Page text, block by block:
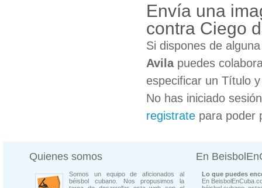
Envía una
contra Ciego
Si dispones de
Avilapuedes
especificar un Título
No has iniciado
registrate para poder
Quienes somos
Somos un equipo de aficionados al
béisbol cubano. Nos propusimos la
En
Lo que puedes
En